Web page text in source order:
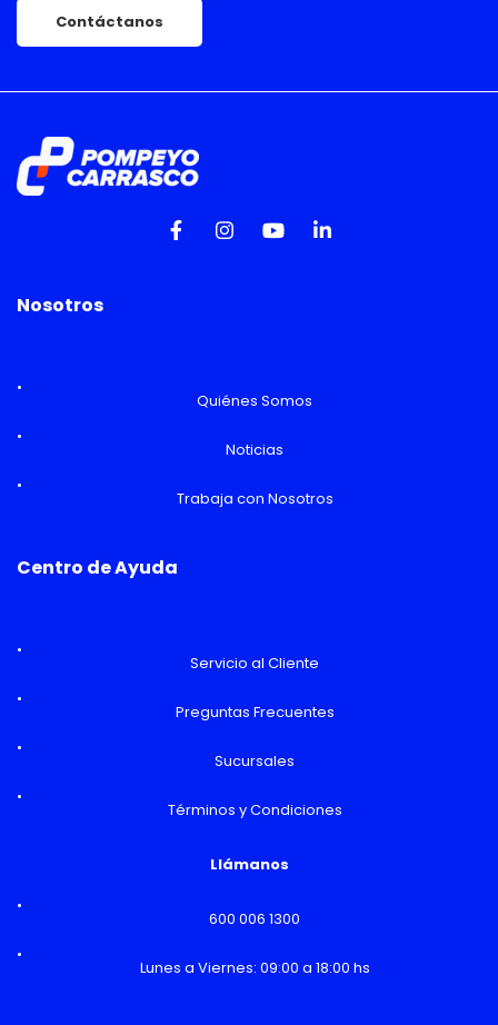
Contáctanos
Nosotros
Quiénes Somos
Noticias
Trabaja con Nosotros
Centro de Ayuda
Servicio al Cliente
Preguntas Frecuentes
Sucursales
Términos y Condiciones
Llámanos
600 006 1300
Lunes a Viernes: 09:00 a 18:00 hs